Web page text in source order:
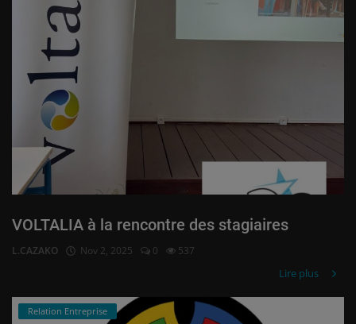
VOLTALIA à la rencontre des stagiaires
L.CAZAKO Nov 2, 2025 0 537
Lire plus
Relation Entreprise